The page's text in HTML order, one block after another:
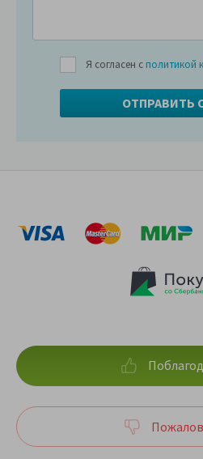
Я согласен с политикой